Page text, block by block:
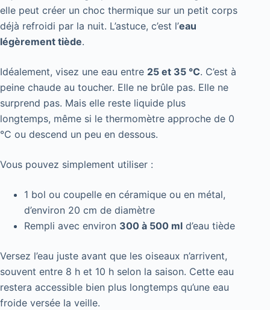
elle peut créer un choc thermique sur un petit corps
déjà refroidi par la nuit. L’astuce, c’est l’eau
légèrement tiède.
Idéalement, visez une eau entre 25 et 35 °C. C’est à
peine chaude au toucher. Elle ne brûle pas. Elle ne
surprend pas. Mais elle reste liquide plus
longtemps, même si le thermomètre approche de 0
°C ou descend un peu en dessous.
Vous pouvez simplement utiliser :
1 bol ou coupelle en céramique ou en métal,
d’environ 20 cm de diamètre
Rempli avec environ 300 à 500 ml d’eau tiède
Versez l’eau juste avant que les oiseaux n’arrivent,
souvent entre 8 h et 10 h selon la saison. Cette eau
restera accessible bien plus longtemps qu’une eau
froide versée la veille.